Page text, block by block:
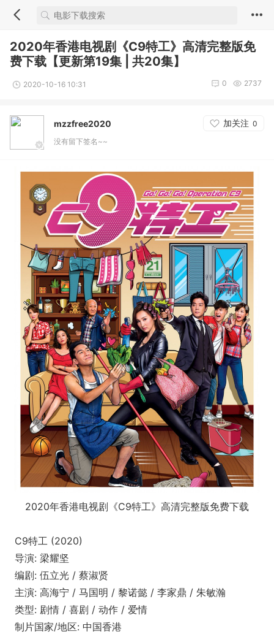
2020年香港电视剧《C9特工》高清完整版免
费下载【更新第19集 | 共20集】
2020-10-16 10:31 2737
0
mzzfree2020 加关注 0
没有留下签名~~
2020年香港电视剧《C9特工》高清完整版免费下载
C9特工 (2020)
导演: 梁耀坚
编剧: 伍立光 / 蔡淑贤
主演: 高海宁 / 马国明 / 黎诺懿 / 李家鼎 / 朱敏瀚
类型: 剧情 / 喜剧 / 动作 / 爱情
制片国家/地区: 中国香港